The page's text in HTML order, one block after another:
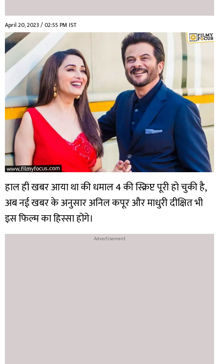
April 20, 2023 / 02:55 PM IST
हाल ही खबर आया था की धमाल 4 की स्क्रिप्ट पूरी हो चुकी है,
अब नई खबर के अनुसार अनिल कपूर और माधुरी दीक्षित भी
इस फिल्म का हिस्सा होंगे।